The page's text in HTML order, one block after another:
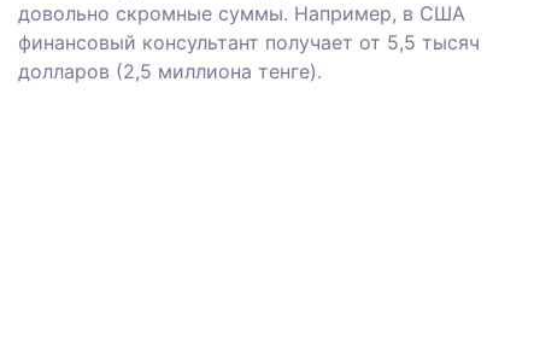
довольно скромные суммы. Например, в США
финансовый консультант получает от 5,5 тысяч
долларов (2,5 миллиона тенге).